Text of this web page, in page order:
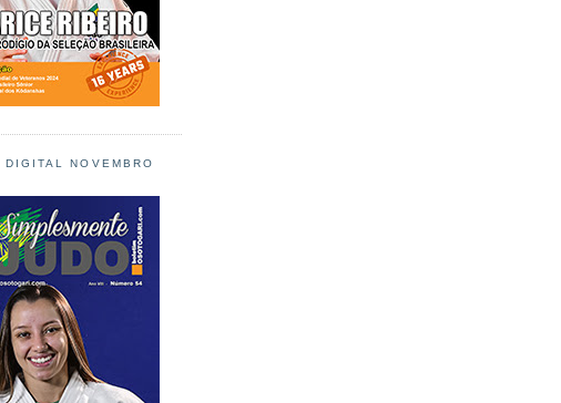
DIGITAL NOVEMBRO